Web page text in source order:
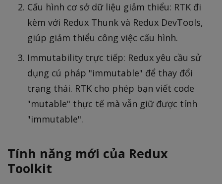
Cấu hình cơ sở dữ liệu giảm thiểu: RTK đi
kèm với Redux Thunk và Redux DevTools,
giúp giảm thiểu công việc cấu hình.
Immutability trực tiếp: Redux yêu cầu sử
dụng cú pháp "immutable" để thay đổi
trạng thái. RTK cho phép bạn viết code
"mutable" thực tế mà vẫn giữ được tính
"immutable".
Tính năng mới của Redux
Toolkit